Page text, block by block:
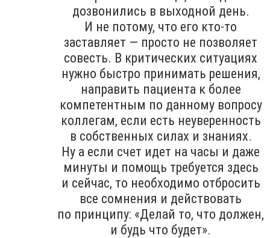
дозвонились в выходной день.
И не потому, что его кто-то
заставляет — просто не позволяет
совесть. В критических ситуациях
нужно быстро принимать решения,
направить пациента к более
компетентным по данному вопросу
коллегам, если есть неуверенность
в собственных силах и знаниях.
Ну а если счет идет на часы и даже
минуты и помощь требуется здесь
и сейчас, то необходимо отбросить
все сомнения и действовать
по принципу: «Делай то, что должен,
и будь что будет».